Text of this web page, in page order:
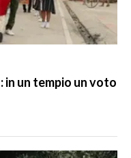
in un tempio un voto